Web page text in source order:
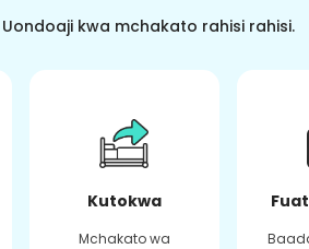
kwa mchakato rahisi rahisi.
Kutokwa
Mchakato wa